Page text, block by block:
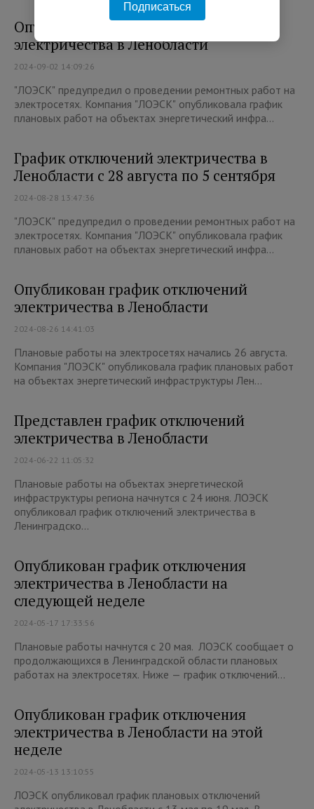
Опубликован график отключений
электричества в Ленобласти
2024-09-02 14:09:26
"ЛОЭСК" предупредил о проведении ремонтных работ на
электросетях. Компания "ЛОЭСК" опубликовала график
плановых работ на объектах энергетический инфра...
График отключений электричества в
Ленобласти с 28 августа по 5 сентября
2024-08-28 13:47:36
"ЛОЭСК" предупредил о проведении ремонтных работ на
электросетях. Компания "ЛОЭСК" опубликовала график
плановых работ на объектах энергетический инфра...
Опубликован график отключений
электричества в Ленобласти
2024-08-26 14:41:03
Плановые работы на электросетях начались 26 августа.
Компания "ЛОЭСК" опубликовала график плановых работ
на объектах энергетический инфраструктуры Лен...
Представлен график отключений
электричества в Ленобласти
2024-06-22 11:05:32
Плановые работы на объектах энергетической
инфраструктуры региона начнутся с 24 июня. ЛОЭСК
опубликовал график отключений электричества в
Ленинградско...
Опубликован график отключения
электричества в Ленобласти на
следующей неделе
2024-05-17 17:33:56
Плановые работы начнутся с 20 мая. ЛОЭСК сообщает о
продолжающихся в Ленинградской области плановых
работах на электросетях. Ниже — график отключений...
Опубликован график отключения
электричества в Ленобласти на этой
неделе
2024-05-13 13:10:55
ЛОЭСК опубликовал график плановых отключений
Подписаться